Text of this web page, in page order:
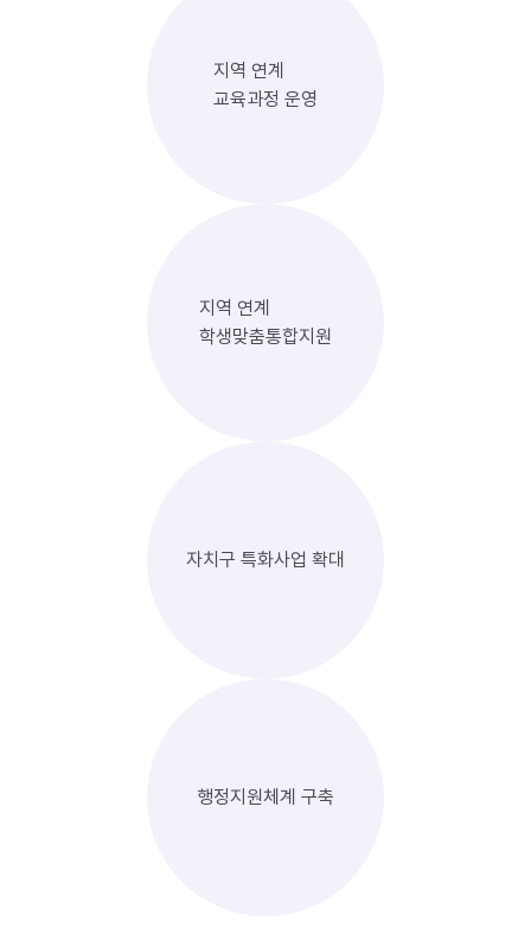
지역 연계
교육과정 운영
지역 연계
학생맞춤통합지원
자치구 특화사업 확대
행정지원체계 구축